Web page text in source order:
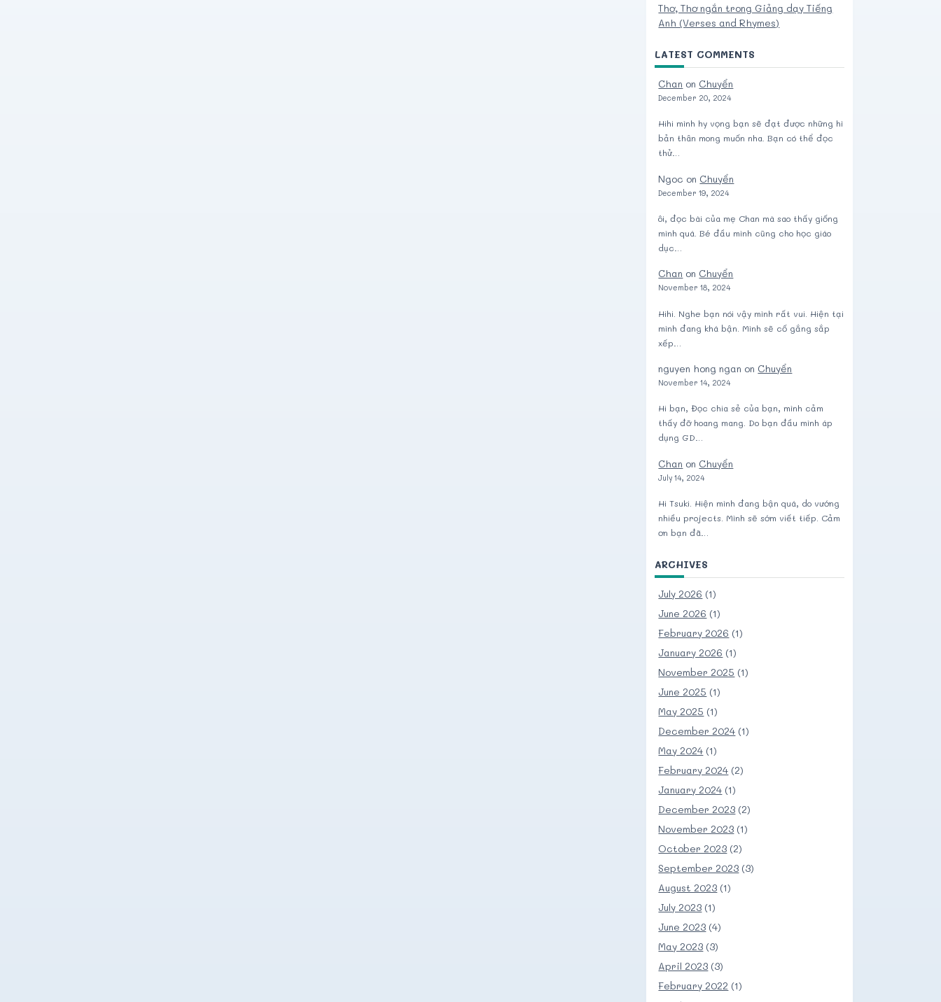
Thơ, Thơ ngắn trong Giảng dạy Tiếng
Anh (Verses and Rhymes)
LATEST COMMENTS
Chan on Chuyển
December 20, 2024
Hihi mình hy vọng bạn sẽ đạt được những hì
bản thân mong muốn nha. Bạn có thể đọc
thử…
Ngoc on Chuyển
December 19, 2024
ôi, đọc bài của mẹ Chan mà sao thấy giống
mình quá. Bé đầu mình cũng cho học giáo
dục…
Chan on Chuyển
November 18, 2024
Hihi. Nghe bạn nói vậy mình rất vui. Hiện tại
mình đang khá bận. Mình sẽ cố gắng sắp
xếp…
nguyen hong ngan on Chuyển
November 14, 2024
Hi bạn, Đọc chia sẻ của bạn, mình cảm
thấy đỡ hoang mang. Do bạn đầu mình áp
dụng GD…
Chan on Chuyển
July 14, 2024
Hi Tsuki. Hiện mình đang bận quá, do vướng
nhiều projects. Mình sẽ sớm viết tiếp. Cảm
ơn bạn đã…
ARCHIVES
July 2026 (1)
June 2026 (1)
February 2026 (1)
January 2026 (1)
November 2025 (1)
June 2025 (1)
May 2025 (1)
December 2024 (1)
May 2024 (1)
February 2024 (2)
January 2024 (1)
December 2023 (2)
November 2023 (1)
October 2023 (2)
September 2023 (3)
August 2023 (1)
July 2023 (1)
June 2023 (4)
May 2023 (3)
April 2023 (3)
February 2022 (1)